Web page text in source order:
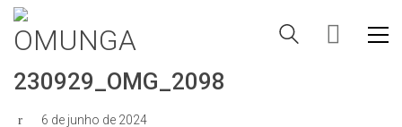
230929_OMG_2098
6 de junho de 2024